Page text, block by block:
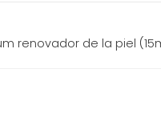
renovador de la piel